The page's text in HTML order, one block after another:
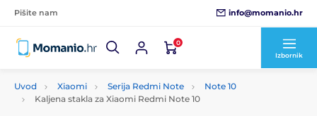
Pišite nam info@momanio.hr
0
Izbornik
Uvod Xiaomi Serija Redmi Note
Note 10
Kaljena stakla za Xiaomi Redmi Note 10